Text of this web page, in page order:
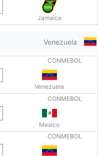
Jamaica
Venezuela
CONMEBOL
Venezuela
CONMEBOL
Mexico
CONMEBOL